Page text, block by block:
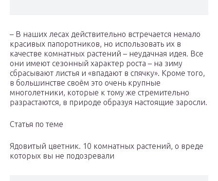
– В наших лесах действительно встречается немало
красивых папоротников, но использовать их в
качестве комнатных растений – неудачная идея. Все
они имеют сезонный характер роста – на зиму
сбрасывают листья и «впадают в спячку». Кроме того,
в большинстве своём это очень крупные
многолетники, которые к тому же стремительно
разрастаются, в природе образуя настоящие заросли.
Статья по теме
Ядовитый цветник. 10 комнатных растений, о вреде
которых вы не подозревали